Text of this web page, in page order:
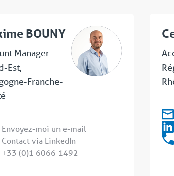
BOUNY
Manager -
Est,
Franche-
Envoyez-moi un e-mail
Contact via LinkedIn
+33 (0)1 6066 1492